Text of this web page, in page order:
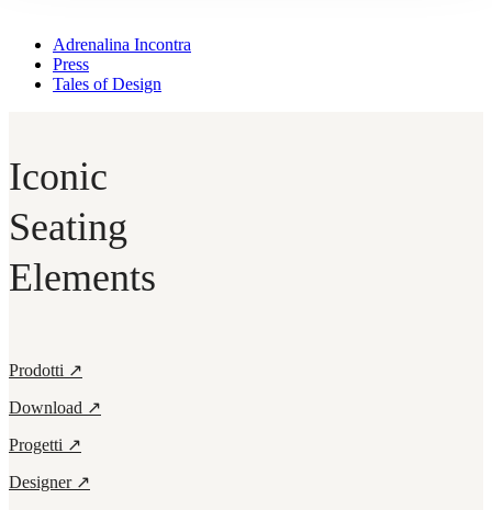
Adrenalina Incontra
Press
Tales of Design
Iconic
Seating
Elements
Prodotti ↗
Download ↗
Progetti ↗
Designer ↗